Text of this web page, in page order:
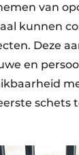
van
kunnen
Deze
en
schets